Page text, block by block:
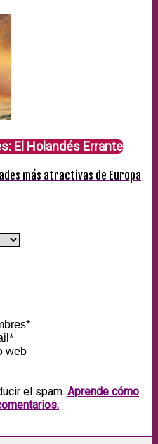
El Holandés Errante
más atractivas de Europa
web
el spam. Aprende cómo